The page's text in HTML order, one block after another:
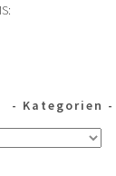
Kategorien